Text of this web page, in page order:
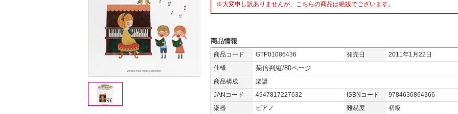
※大変申し訳ありませんが、こちらの商品は絶版でございます。
商品情報
商品コード GTP01086436 発売日
2011年1月22日
仕様
菊倍判縦/80ページ
商品構成
楽譜
JANコード
4947817227632 ISBNコード
9784636864366
楽器
ピアノ 難易度 初級